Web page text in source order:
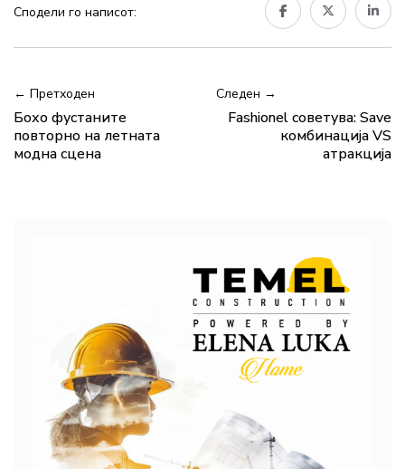
Сподели го написот:
← Претходен
Бохо фустаните
повторно на летната
модна сцена
Следен →
Fashionel советува: Save
комбинација VS
атракција